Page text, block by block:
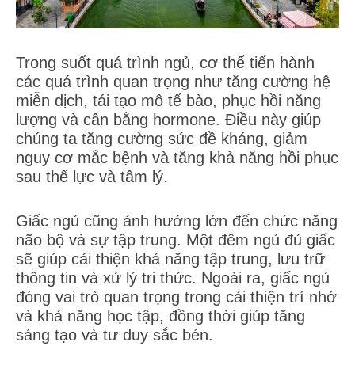
Trong suốt quá trình ngủ, cơ thể tiến hành
các quá trình quan trọng như tăng cường hệ
miễn dịch, tái tạo mô tế bào, phục hồi năng
lượng và cân bằng hormone. Điều này giúp
chúng ta tăng cường sức đề kháng, giảm
nguy cơ mắc bệnh và tăng khả năng hồi phục
sau thể lực và tâm lý.
Giấc ngủ cũng ảnh hưởng lớn đến chức năng
não bộ và sự tập trung. Một đêm ngủ đủ giấc
sẽ giúp cải thiện khả năng tập trung, lưu trữ
thông tin và xử lý tri thức. Ngoài ra, giấc ngủ
đóng vai trò quan trọng trong cải thiện trí nhớ
và khả năng học tập, đồng thời giúp tăng
sáng tạo và tư duy sắc bén.